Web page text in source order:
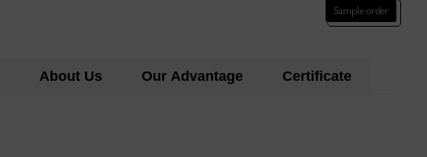
Sample order
About Us Our Advantage Certificate